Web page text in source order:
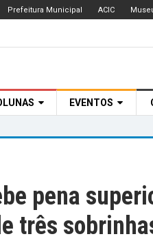
Prefeitura Municipal ACIC
EVENTOS
pena
três